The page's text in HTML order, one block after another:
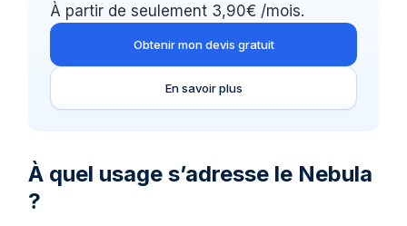
À partir de seulement 3,90€ /mois.
Obtenir mon devis gratuit
En savoir plus
À quel usage s’adresse le Nebula
?